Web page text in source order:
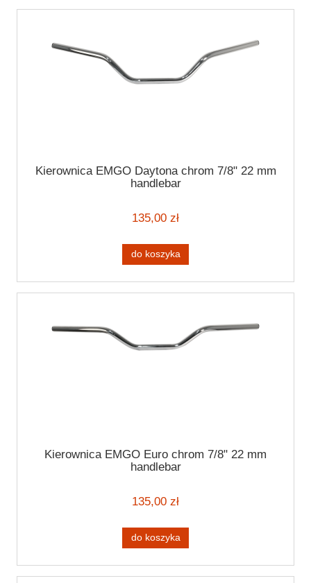
Kierownica EMGO Daytona chrom 7/8" 22 mm
handlebar
135,00 zł
do koszyka
Kierownica EMGO Euro chrom 7/8" 22 mm
handlebar
135,00 zł
do koszyka